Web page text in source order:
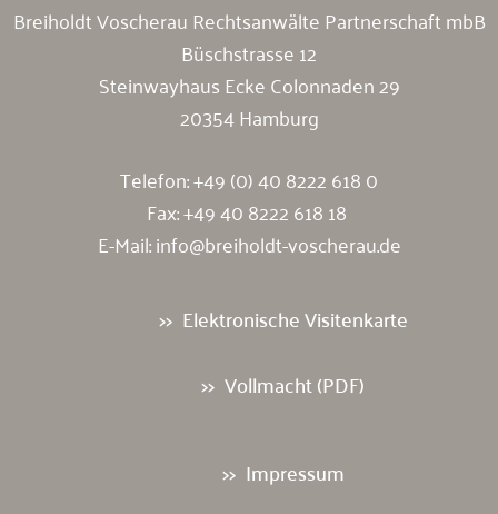
Breiholdt Voscherau Rechtsanwälte Partnerschaft mbB
Büschstrasse 12
Steinwayhaus Ecke Colonnaden 29
20354 Hamburg
Telefon:+49 (0) 40 8222 618 0
Fax: +49 40 8222 618 18
E-Mail:info@breiholdt-voscherau.de
Elektronische Visitenkarte
Vollmacht (PDF)
Impressum